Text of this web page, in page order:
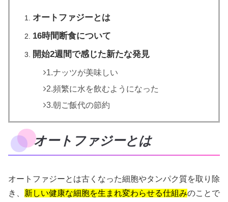
オートファジーとは
16時間断食について
開始2週間で感じた新たな発見
1.ナッツが美味しい
2.頻繁に水を飲むようになった
3.朝ご飯代の節約
オートファジーとは
オートファジーとは古くなった細胞やタンパク質を取り除
き、 新しい健康な細胞を生まれ変わらせる仕組みのことで